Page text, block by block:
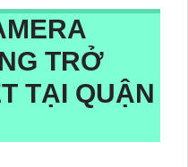
TRỞ
TẠI QUẬN